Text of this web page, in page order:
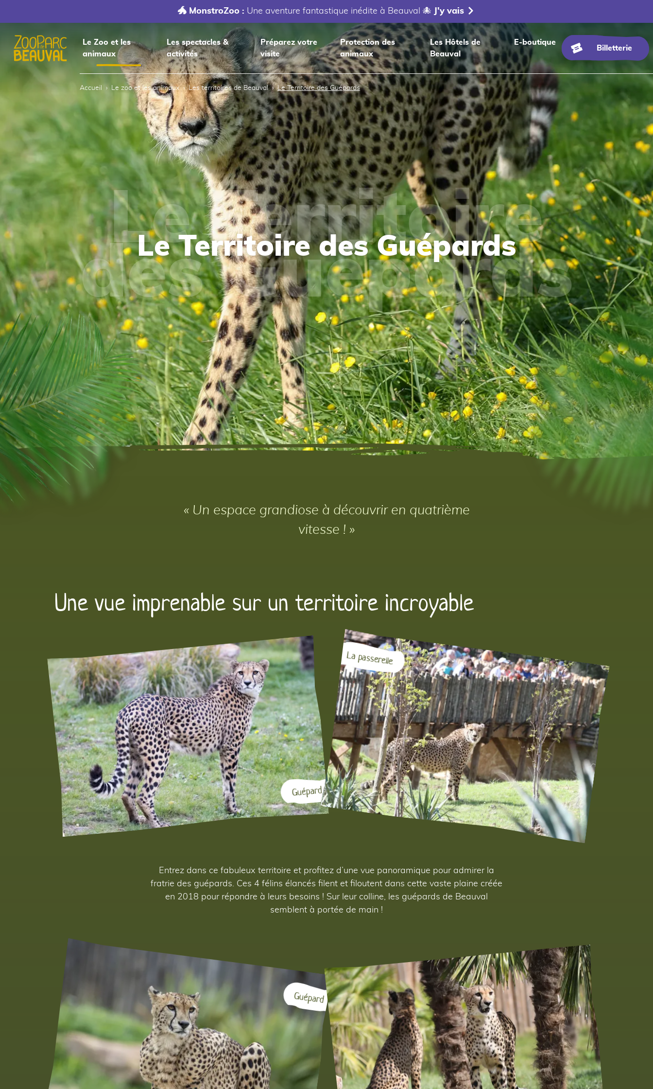
🐲 MonstroZoo : Une aventure fantastique inédite à Beauval 🐙 J'y vais
Accueil
Le Zoo et les
animaux
Les spectacles &
activités
Préparez votre
visite
Protection des
animaux
Les Hôtels de
Beauval
E-boutique
Billetterie
Accueil Le zoo et les animaux Les territoires de Beauval Le Territoire des Guépards
Le Territoire des Guépards
« Un espace grandiose à découvrir en quatrième
vitesse ! »
Une vue imprenable sur un territoire incroyable
Guépard
La passerelle
Entrez dans ce fabuleux territoire et profitez d’une vue panoramique pour admirer la
fratrie des guépards. Ces 4 félins élancés filent et filoutent dans cette vaste plaine créée
en 2018 pour répondre à leurs besoins ! Sur leur colline, les guépards de Beauval
semblent à portée de main !
Guépard